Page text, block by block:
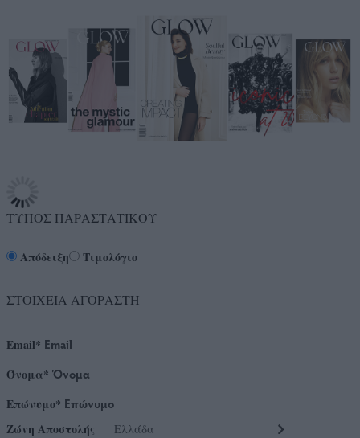
ΤΥΠΟΣ ΠΑΡΑΣΤΑΤΙΚΟΥ
Απόδειξη Τιμολόγιο
ΣΤΟΙΧΕΙΑ ΑΓΟΡΑΣΤΗ
Email*
Όνομα*
Επώνυμο*
Ζώνη Αποστολής